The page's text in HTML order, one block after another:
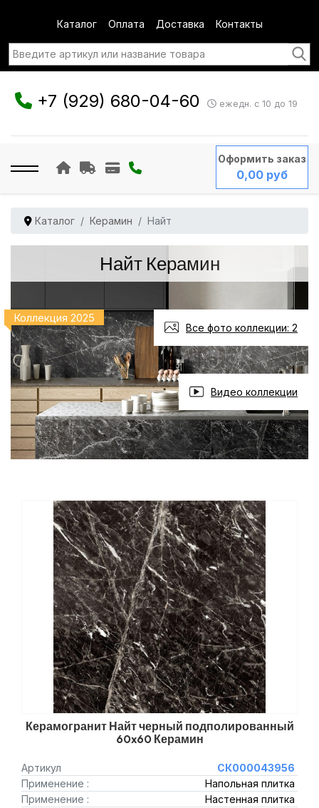
Каталог Оплата Доставка Контакты
+7 (929) 680-04-60 ежедн. с 10 до 19
Оформить заказ
0,00 руб
Каталог Керамин Найт
Коллекция 2025
Найт Керамин
Все фото коллекции: 2
Видео коллекции
Керамогранит Найт черный подполированный
60x60 Керамин
Артикул
СК000043956
Применение :
Напольная плитка
Применение :
Настенная плитка